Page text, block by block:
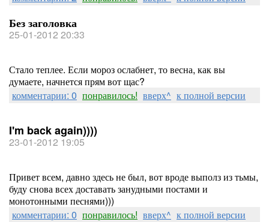
Без заголовка
25-01-2012 20:33
Стало теплее. Если мороз ослабнет, то весна, как вы
думаете, начнется прям вот щас?
комментарии: 0 понравилось! вверх^ к полной версии
I'm back again))))
23-01-2012 19:05
Привет всем, давно здесь не был, вот вроде выполз из тьмы,
буду снова всех доставать занудными постами и
монотонными песнями)))
комментарии: 0 понравилось! вверх^ к полной версии